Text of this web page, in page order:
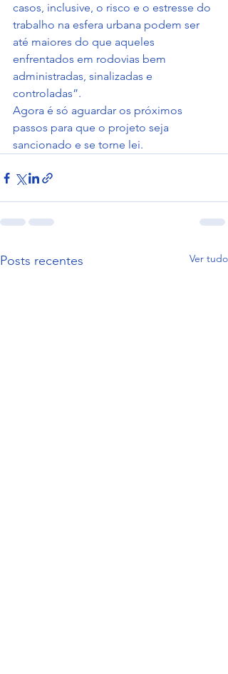
casos, inclusive, o risco e o estresse do
trabalho na esfera urbana podem ser
até maiores do que aqueles
enfrentados em rodovias bem
administradas, sinalizadas e
controladas”.
Agora é só aguardar os próximos
passos para que o projeto seja
sancionado e se torne lei.
Posts recentes Ver tudo